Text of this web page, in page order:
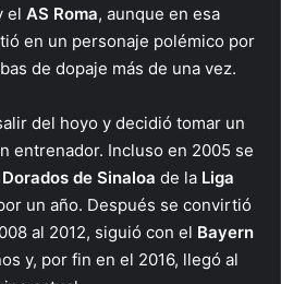
el AS Roma, aunque en esa
en un personaje polémico por
de dopaje más de una vez.
del hoyo y decidió tomar un
entrenador. Incluso en 2005 se
Dorados de Sinaloa de la Liga
un año. Después se convirtió
al 2012, siguió con el Bayern
y, por fin en el 2016, llegó al